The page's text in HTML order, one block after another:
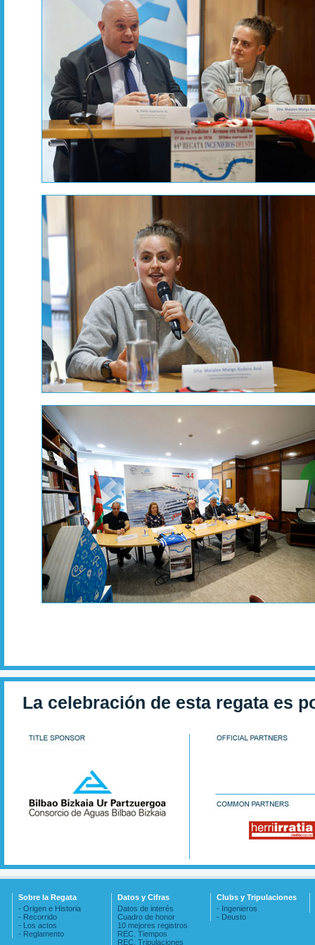
La celebración de esta regata es
Sobre la Regata
- Origen e Historia
- Recorrido
- Los actos
- Reglamento
Datos y Cifras
Datos de interés
Cuadro de honor
10 mejores registros
REC. Tiempos
REC. Tripulaciones
Clubs y Tripulaciones
- Ingenieros
- Deusto